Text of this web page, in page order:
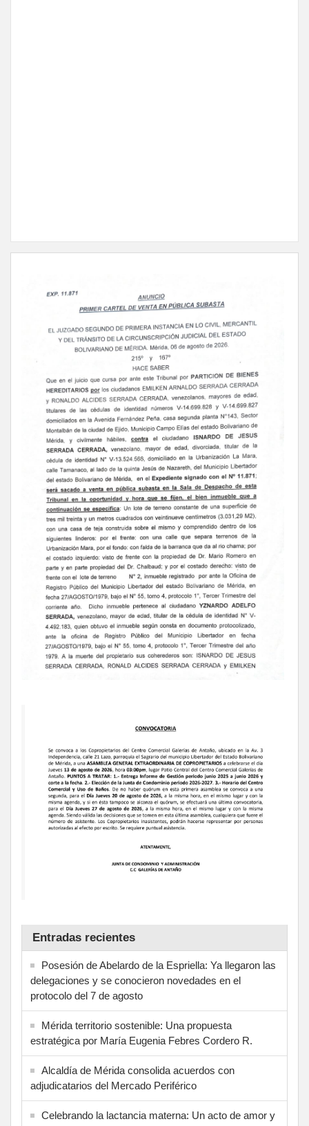
Entradas recientes
Posesión de Abelardo de la Espriella: Ya llegaron las
delegaciones y se conocieron novedades en el
protocolo del 7 de agosto
Mérida territorio sostenible: Una propuesta
estratégica por María Eugenia Febres Cordero R.
Alcaldía de Mérida consolida acuerdos con
adjudicatarios del Mercado Periférico
Celebrando la lactancia materna: Un acto de amor y